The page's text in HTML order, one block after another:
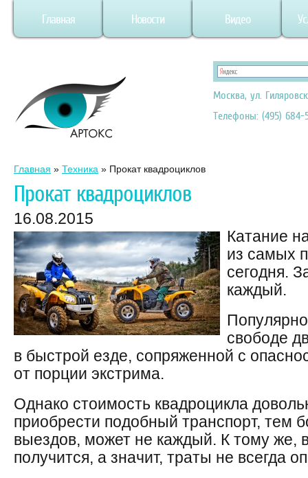
Главная Новости Видео
Москва, ул.
Телефоны: (495) 684-
Главная » Техника » Прокат квадроциклов
Прокат квадроциклов
16.08.2015
Катание
из самых
сегодня.
каждый.
свободе
в быстрой езде, сопряженной с
от порции экстрима.
Однако стоимость квадроцикла
приобрести подобный транспорт, тем
выездов, может не каждый. К тому же,
получится, а значит, траты не всегда